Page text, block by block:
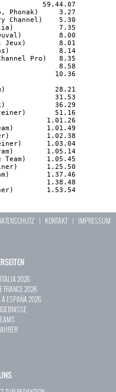
59.44.07
Phonak)     3.27
Channel)    5.30
7.35
8.00
Jeux)        8.01
8.14
Pro)   8.35
8.58
10.36
28.21
31.53
36.29
51.16
1.01.26
1.01.49
1.02.38
1.03.04
1.05.14
Team)     1.05.45
1.25.50
1.37.46
1.38.48
| KONTAKT| IMPRESSUM
2026
FRANCE 2026
A ESPAÑA 2026